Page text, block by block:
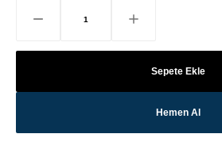
Sepete Ekle
Hemen Al